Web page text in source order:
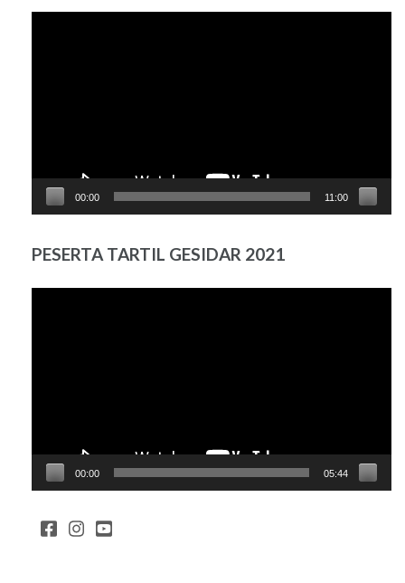
00:00 11:00
PESERTA TARTIL GESIDAR 2021
00:00 05:44